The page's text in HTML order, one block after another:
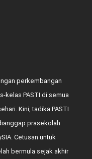
perkembangan
kelas PASTI di semua
Kini, tadika PASTI
prasekolah
Cetusan untuk
bermula sejak akhir